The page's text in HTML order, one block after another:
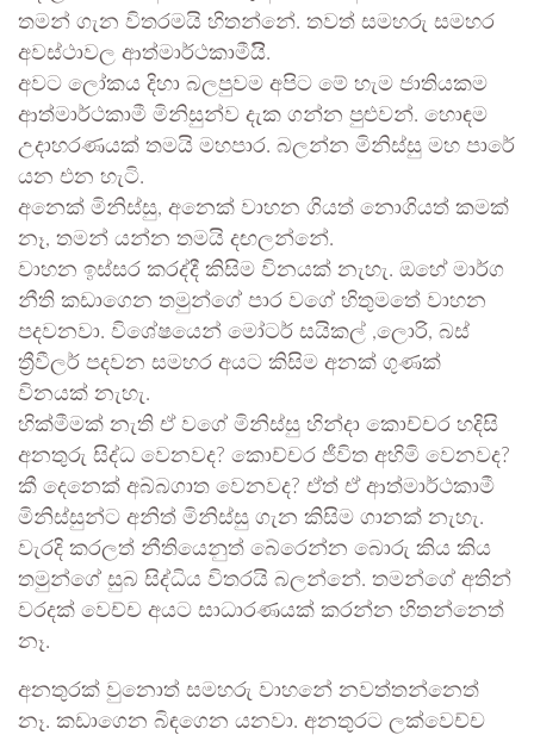
තමන් ගැන විතරමයි හිතන්නේ. තවත් සමහරු සමහර
අවස්ථාවල ආත්මාර්ථකාමීයිි.
අවට ලෝකය දිහා බලපුවම අපිට මේ හැම ජාතියකම
ආත්මාර්ථකාමී මිනිසුන්ව දැක ගන්න පුළුවන්. හොඳම
උදාහරණයක් තමයි මහපාර. බලන්න මිනිස්සු මහ පාරේ
යන එන හැටි.
අනෙක් මිනිස්සු, අනෙක් වාහන ගියත් නොගියත් කමක්
නෑ, තමන් යන්න තමයි දඟලන්නේ.
වාහන ඉස්සර කරද්දී කිසිම විනයක් නැහැ. ඔහේ මාර්ග
නීති කඩාගෙන තමුන්ගේ පාර වගේ හිතුමතේ වාහන
පදවනවා. විශේෂයෙන් මෝටර් සයිකල් ,ලොරි, බස්
ත්‍රීවීලර් පදවන සමහර අයට කිසිම අනක් ගුණක්
විනයක් නැහැ.
හික්මීමක් නැති ඒ වගේ මිනිස්සු හින්දා කොච්චර හදිසි
අනතුරු සිද්ධ වෙනවද? කොච්චර ජීවිත අහිමි වෙනවද?
කී දෙනෙක් අබ්බගාත වෙනවද? ඒත් ඒ ආත්මාර්ථකාමී
මිනිස්සුන්ට අනිත් මිනිස්සු ගැන කිසිම ගානක් නැහැ.
වැරදි කරලත් නීතියෙනුත් බේරෙන්න බොරු කිය කිය
තමුන්ගේ සුබ සිද්ධිය විතරයි බලන්නේ. තමන්ගේ අතින්
වරදක් වෙච්ච අයට සාධාරණයක් කරන්න හිතන්නෙත්
නෑ.
අනතුරක් වුනොත් සමහරු වාහනේ නවත්තන්නෙත්
නෑ. කඩාගෙන බිඳගෙන යනවා. අනතුරට ලක්වෙච්ච